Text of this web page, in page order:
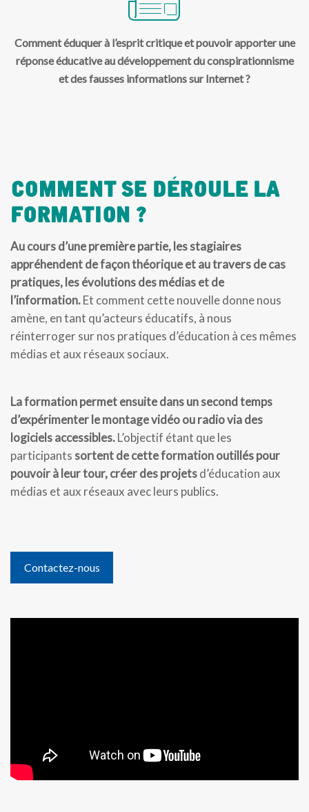
Comment éduquer à l’esprit critique et pouvoir apporter une
réponse éducative au développement du conspirationnisme
et des fausses informations sur Internet ?
Comment Se Déroule La
Formation ?
Au cours d’une première partie, les stagiaires
appréhendent de façon théorique et au travers de cas
pratiques, les évolutions des médias et de
l’information.Et comment cette nouvelle donne nous
amène, en tant qu’acteurs éducatifs, à nous
réinterroger sur nos pratiques d’éducation à ces mêmes
médias et aux réseaux sociaux.
La formation permet ensuite dans un second temps
d’expérimenter le montage vidéo ou radio via des
logiciels accessibles.L’objectif étant que les
participants sortent de cette formation outillés pour
pouvoir à leur tour, créer des projetsd’éducation aux
médias et aux réseaux avec leurs publics.
Contactez-nous